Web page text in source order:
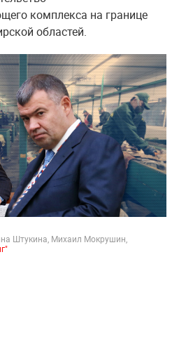
комплекса на границе
областей.
Штукина, Михаил Мокрушин,